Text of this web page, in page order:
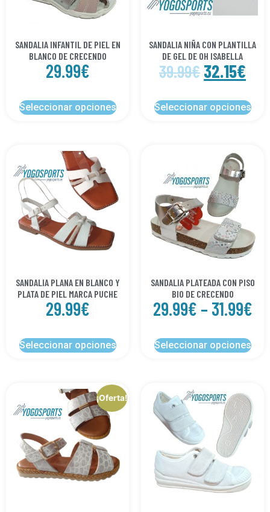
SANDALIA INFANTIL DE PIEL EN
BLANCO DE CRECENDO
29.99€
Seleccionar opciones
SANDALIA NIÑA CON PLANTILLA
DE GEL DE OH ISABELLA
39.99€ 32.15€
Seleccionar opciones
SANDALIA PLANA EN BLANCO Y
PLATA DE PIEL MARCA PUCHE
29.99€
Seleccionar opciones
SANDALIA PLATEADA CON PISO
BIO DE CRECENDO
29.99€ – 31.99€
Seleccionar opciones
¡Oferta!